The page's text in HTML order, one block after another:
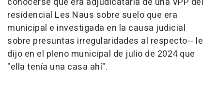
residencial Les Naus sobre suelo que era
municipal e investigada en la causa judicial
sobre presuntas irregularidades al respecto-- le
dijo en el pleno municipal de julio de 2024 que
"ella tenía una casa ahí".